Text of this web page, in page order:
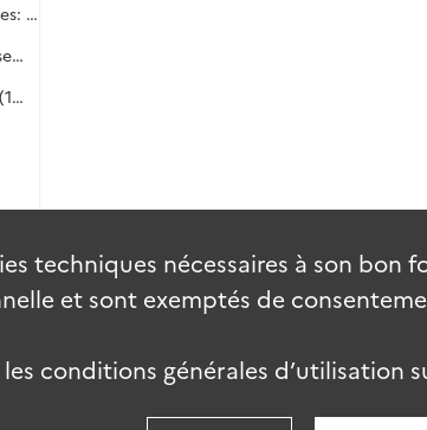
Français au service de la Perse: médecins et vétérinaires: dossiers personnels.
Étrangers en Perse: dossiers particuliers (1897-1918), conseillers et instructeurs étrangers en Perse (1908-1911). Postes et télégraphe (1909-1911). Santé publique (1906-1916). Renseignements et publications (1908-1918).
Industrie et travaux publics (1901-1914). Affaires diverses (1897-1917). Mission sanitaire et militaire française (1917-1918).
techniques nécessaires à son bon
et sont exemptés de
conditions générales d’utilisation